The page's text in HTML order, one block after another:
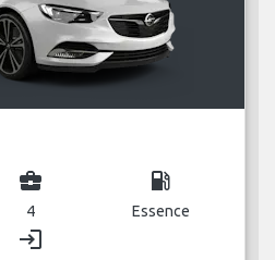
business_center
4
local_gas_station
Essence
login